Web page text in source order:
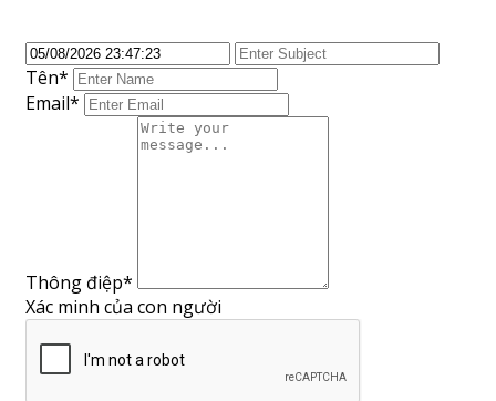
Tên*
Email*
Thông điệp*
Xác minh của con người